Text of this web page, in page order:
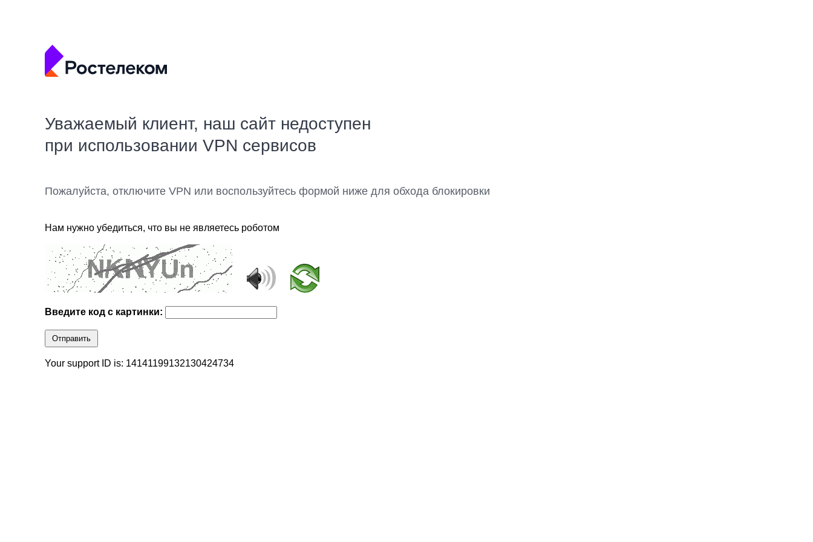
Уважаемый клиент, наш сайт недоступен
при использовании VPN сервисов
Пожалуйста, отключите VPN или воспользуйтесь формой ниже для обхода блокировки
Нам нужно убедиться, что вы не являетесь роботом
Введите код с картинки:
Отправить
Your support ID is: 14141199132130424734